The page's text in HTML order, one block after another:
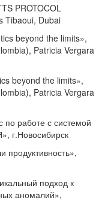
PROTOCOL
Tibaoui, Dubai
beyond the limits»,
Patricia Vergara
beyond the limits»,
Patricia Vergara
работе с системой
г.Новосибирск
подход к
аномалий»,